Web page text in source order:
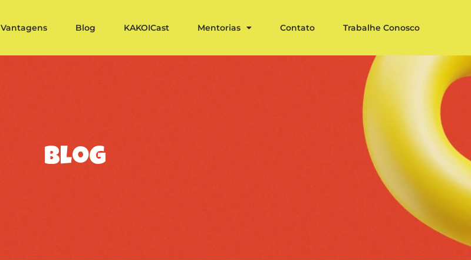
Vantagens Blog KAKOICast Mentorias Contato Trabalhe Conosco
blog